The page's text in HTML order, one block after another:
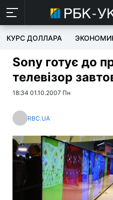
КУРС ДОЛЛАРА
Sony готує до
телевізор
18:34 01.10.2007 Пн
RBC.UA